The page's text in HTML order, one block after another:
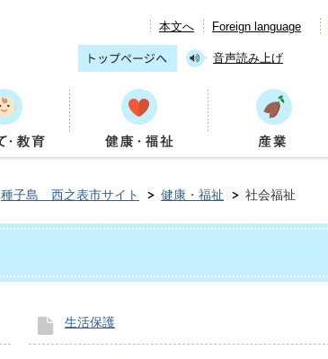
本文へ Foreign language
音声読み上げ
種子島 西之表市サイト 健康・福祉 社会福祉
生活保護